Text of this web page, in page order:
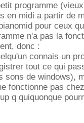
programme
en midi a partir de
pour ceux
n'a pas la
donc :
connais un
tout ce qui
sons de windows),
fonctionne pas
q quiquonque